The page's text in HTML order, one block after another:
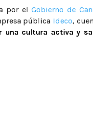
por elGobierno de
pública Ideco,
una cultura activa y